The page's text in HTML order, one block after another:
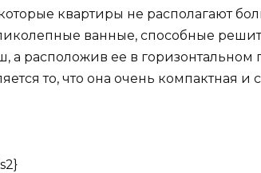
квартиры не располагают
ванные, способные
а расположив ее в
то, что она очень компактная